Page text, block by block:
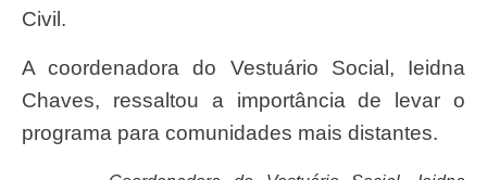
Civil.
A coordenadora do Vestuário Social, Ieidna
Chaves, ressaltou a importância de levar o
programa para comunidades mais distantes.